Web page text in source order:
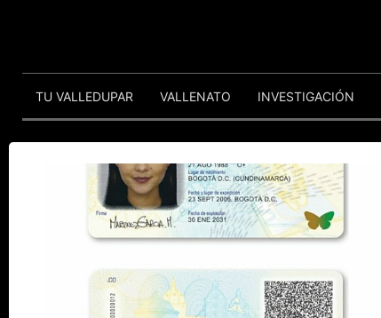
TU VALLEDUPAR VALLENATO INVESTIGACIÓN